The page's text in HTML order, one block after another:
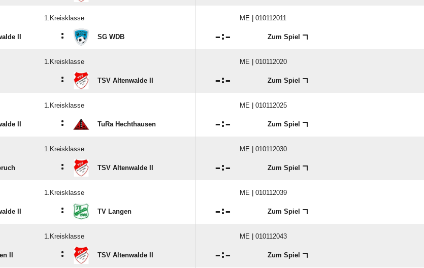
1.Kreisklasse ME | 010112011
II : SG WDB : Zum Spiel
1.Kreisklasse ME | 010112020
: TSV Altenwalde II : Zum Spiel
1.Kreisklasse ME | 010112025
II : TuRa Hechthausen : Zum Spiel
1.Kreisklasse ME | 010112030
: TSV Altenwalde II : Zum Spiel
1.Kreisklasse ME | 010112039
II : TV Langen : Zum Spiel
1.Kreisklasse ME | 010112043
II : TSV Altenwalde II : Zum Spiel